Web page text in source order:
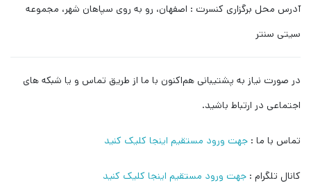
آدرس محل برگزاری کنسرت : اصفهان، رو به روی سپاهان شهر، مجموعه
سیتی سنتر
در صورت نیاز به پشتیبانی هم‌اکنون با ما از طریق تماس و یا شبکه های
اجتماعی در ارتباط باشید.
تماس با ما : جهت ورود مستقیم اینجا کلیک کنید
کانال تلگرام : جهت ورود مستقیم اینجا کلیک کنید